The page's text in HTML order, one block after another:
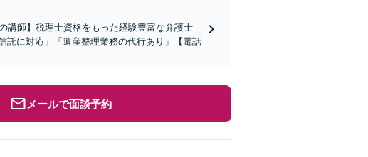
講師】税理士資格をもった経験豊富な弁護士
託に対応」「遺産整理業務の代行あり」【電話
メールで面談予約